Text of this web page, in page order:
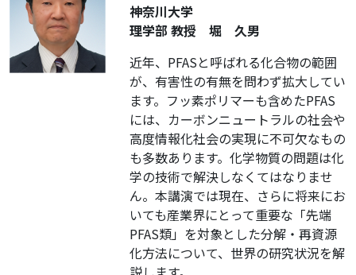
神奈川大学
理学部 教授 堀 久男
近年、PFASと呼ばれる化合物の範囲
が、有害性の有無を問わず拡大してい
ます。フッ素ポリマーも含めたPFAS
には、カーボンニュートラルの社会や
高度情報化社会の実現に不可欠なもの
も多数あります。化学物質の問題は化
学の技術で解決しなくてはなりませ
ん。本講演では現在、さらに将来にお
いても産業界にとって重要な「先端
PFAS類」を対象とした分解・再資源
化方法について、世界の研究状況を解